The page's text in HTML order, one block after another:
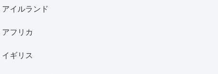
アイルランド
アフリカ
イギリス